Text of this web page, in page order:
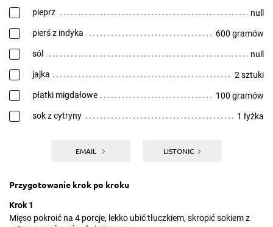
pieprz null
pierś z indyka 600 gramów
sól null
jajka 2 sztuki
płatki migdałowe 100 gramów
sok z cytryny 1 łyżka
EMAIL LISTONIC
Przygotowanie krok po kroku
Krok 1
Mięso pokroić na 4 porcje, lekko ubić tłuczkiem, skropić sokiem z